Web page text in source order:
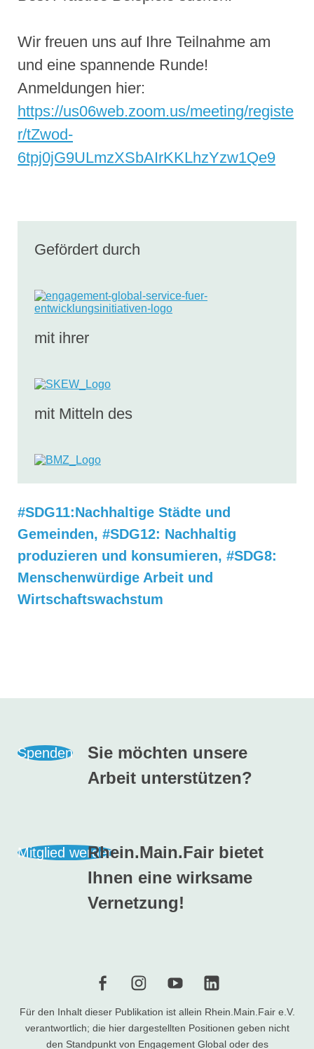
Wir freuen uns auf Ihre Teilnahme am
und eine spannende Runde!
Anmeldungen hier:
https://us06web.zoom.us/meeting/registe
r/tZwod-
6tpj0jG9ULmzXSbAIrKKLhzYzw1Qe9
Gefördert durch
mit ihrer
mit Mitteln des
#SDG11:Nachhaltige Städte und
Gemeinden, #SDG12: Nachhaltig
produzieren und konsumieren, #SDG8:
Menschenwürdige Arbeit und
Wirtschaftswachstum
Spenden
Sie möchten unsere
Arbeit unterstützen?
Mitglied werdenRhein.Main.Fair bietet
Ihnen eine wirksame
Vernetzung!
f i Y l
Für den Inhalt dieser Publikation ist allein Rhein.Main.Fair e.V.
verantwortlich; die hier dargestellten Positionen geben nicht
den Standpunkt von Engagement Global oder des